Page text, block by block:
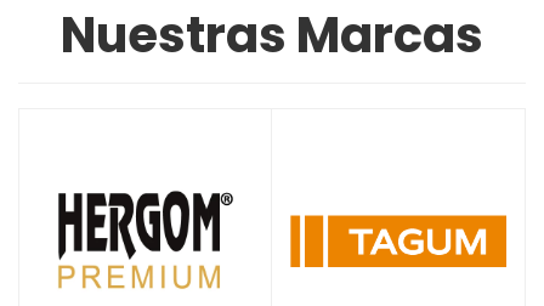
Nuestras Marcas